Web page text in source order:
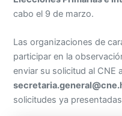
cabo el 9 de marzo.
Las organizaciones de
participar en la
enviar su solicitud al CNE
solicitudes ya